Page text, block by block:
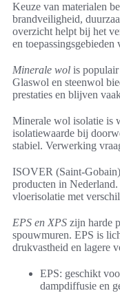
Keuze van materialen
brandveiligheid,
overzicht helpt bij het
en toepassingsgebieden
Minerale wol is
Glaswol en steenwol
prestaties en blijven
Minerale wol isolatie is
isolatiewaarde bij
stabiel. Verwerking
ISOVER (Saint-
producten in
vloerisolatie met
EPS en XPS zijn harde
spouwmuren. EPS is
drukvastheid en lagere
EPS: geschikt
dampdiffusie en